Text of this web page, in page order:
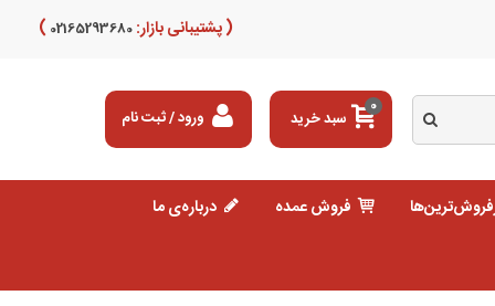
( پشتیبانی بازار: 02165293680
)
0
سبد خرید ورود / ثبت نام
فروش عمده درباره‌ی ما